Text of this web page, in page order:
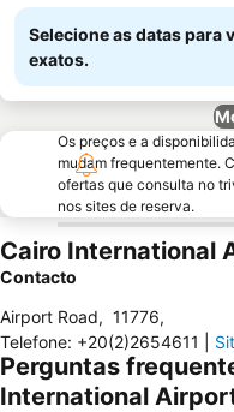
Selecione as datas para
exatos.
Os preços e a
mudam frequentemente.
ofertas que consulta no
nos sites de reserva.
Cairo International
Contacto
Airport Road, 11776,
Telefone: +20(2)2654611
Perguntas
International